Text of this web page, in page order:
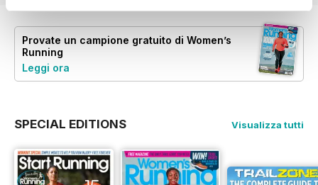
Provate un campione gratuito di Women’s
Running
Leggi ora
SPECIAL EDITIONS Visualizza tutti